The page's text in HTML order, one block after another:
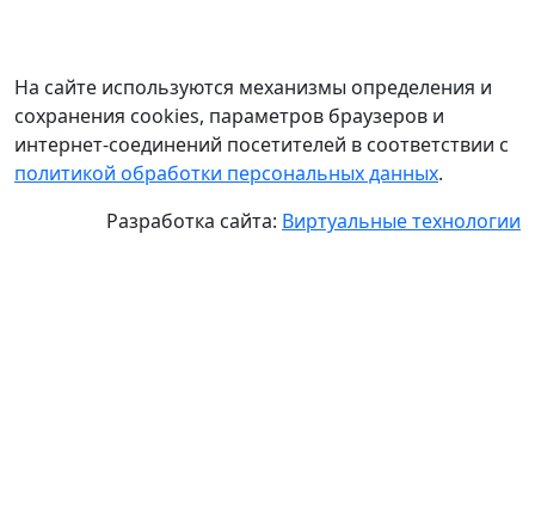
На сайте используются механизмы определения и
сохранения cookies, параметров браузеров и
интернет-соединений посетителей в соответствии с
политикой обработки персональных данных.
Разработка сайта: Виртуальные технологии